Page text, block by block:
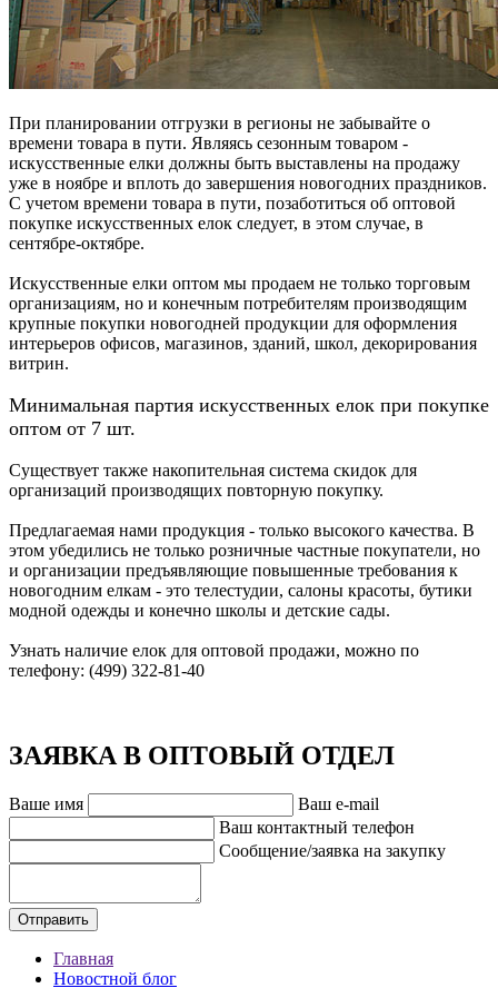
При планировании отгрузки в регионы не забывайте о
времени товара в пути. Являясь сезонным товаром -
искусственные елки должны быть выставлены на продажу
уже в ноябре и вплоть до завершения новогодних праздников.
С учетом времени товара в пути, позаботиться об оптовой
покупке искусственных елок следует, в этом случае, в
сентябре-октябре.
Искусственные елки оптом мы продаем не только торговым
организациям, но и конечным потребителям производящим
крупные покупки новогодней продукции для оформления
интерьеров офисов, магазинов, зданий, школ, декорирования
витрин.
Минимальная партия искусственных елок при покупке
оптом от 7 шт.
Существует также накопительная система скидок для
организаций производящих повторную покупку.
Предлагаемая нами продукция - только высокого качества. В
этом убедились не только розничные частные покупатели, но
и организации предъявляющие повышенные требования к
новогодним елкам - это телестудии, салоны красоты, бутики
модной одежды и конечно школы и детские сады.
Узнать наличие елок для оптовой продажи, можно по
телефону: (499) 322-81-40
ЗАЯВКА В ОПТОВЫЙ ОТДЕЛ
Ваше имя
Ваш e-mail
Ваш контактный телефон
Сообщение/заявка на закупку
Главная
Новостной блог